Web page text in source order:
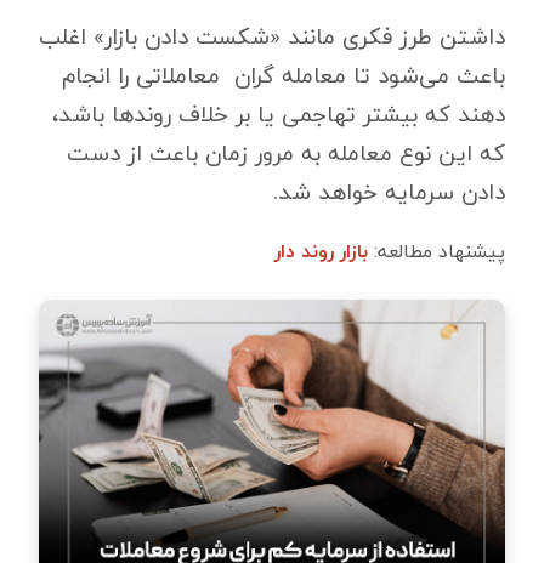
داشتن طرز فکری مانند «شکست دادن بازار» اغلب
باعث می‌شود تا معامله گران معاملاتی را انجام
دهند که بیشتر تهاجمی یا بر خلاف روندها باشد،
که این نوع معامله به مرور زمان باعث از دست
دادن سرمایه خواهد شد.
پیشنهاد مطالعه:بازار روند دار